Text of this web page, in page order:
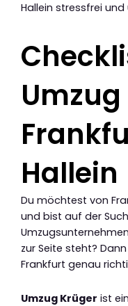
Hallein stressfrei
Hallein
Du möchtest von
und bist auf der
zur Seite steht?
Frankfurt genau
Umzug Krüger ist